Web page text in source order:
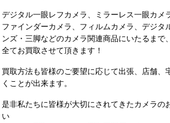
デジタル一眼レフカメラ、ミラーレス一眼カメ
ファインダーカメラ、フィルムカメラ、デジタ
ンズ・三脚などのカメラ関連商品にいたるまで
全てお買取させて頂きます！
買取方法も皆様のご要望に応じて出張、店舗、
くことが出来ます。
是非私たちに皆様が大切にされてきたカメラの
い